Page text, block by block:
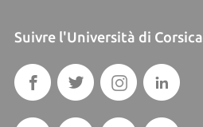
Suivre l'Università di Corsica